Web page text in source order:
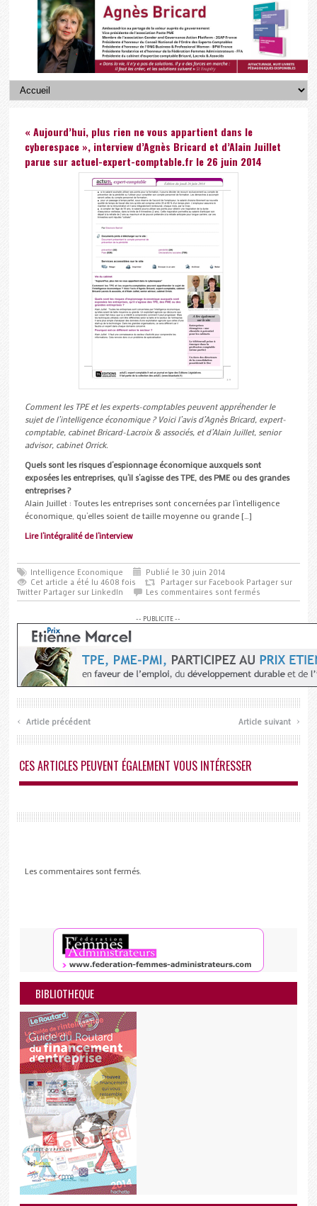
« Aujourd’hui, plus rien ne vous appartient dans le
cyberespace », interview d’Agnès Bricard et d’Alain Juillet
parue sur actuel-expert-comptable.fr le 26 juin 2014
Comment les TPE et les experts-comptables peuvent appréhender le
sujet de l’intelligence économique ? Voici l’avis d’Agnès Bricard, expert-
comptable, cabinet Bricard-Lacroix & associés, et d’Alain Juillet, senior
advisor, cabinet Orrick.
Quels sont les risques d’espionnage économique auxquels sont
exposées les entreprises, qu’il s’agisse des TPE, des PME ou des grandes
entreprises ?
Alain Juillet : Toutes les entreprises sont concernées par l’intelligence
économique, qu’elles soient de taille moyenne ou grande […]
Lire l’intégralité de l’interview
Intelligence Economique
Publié le 30 juin 2014
Cet article a été lu 4608 fois
Partager sur Facebook Partager sur
Twitter Partager sur LinkedIn Les commentaires sont fermés
-- PUBLICITE --
‹ Article précédent Article suivant ›
CES ARTICLES PEUVENT ÉGALEMENT VOUS INTÉRESSER
Les commentaires sont fermés.
BIBLIOTHEQUE